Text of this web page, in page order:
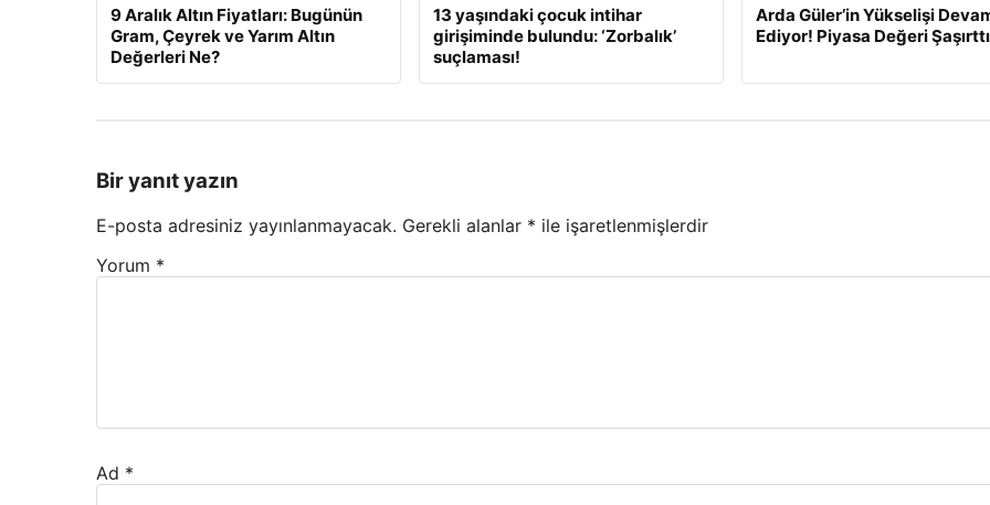
9 Aralık Altın Fiyatları: Bugünün
Gram, Çeyrek ve Yarım Altın
Değerleri Ne?
13 yaşındaki çocuk intihar
girişiminde bulundu: ‘Zorbalık’
suçlaması!
Arda Güler’in Yükselişi
Ediyor! Piyasa Değeri
Bir yanıt yazın
E-posta adresiniz yayınlanmayacak. Gerekli alanlar * ile işaretlenmişlerdir
Yorum *
Ad *